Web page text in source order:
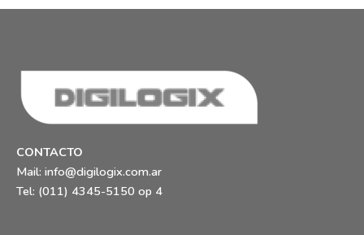
CONTACTO
Mail: info@digilogix.com.ar
Tel: (011) 4345-5150 op 4